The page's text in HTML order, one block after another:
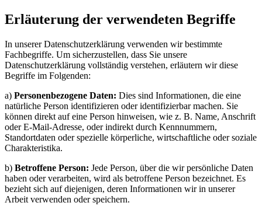
Erläuterung der verwendeten Begriffe
In unserer Datenschutzerklärung verwenden wir bestimmte
Fachbegriffe. Um sicherzustellen, dass Sie unsere
Datenschutzerklärung vollständig verstehen, erläutern wir diese
Begriffe im Folgenden:
a) Personenbezogene Daten: Dies sind Informationen, die eine
natürliche Person identifizieren oder identifizierbar machen. Sie
können direkt auf eine Person hinweisen, wie z. B. Name, Anschrift
oder E-Mail-Adresse, oder indirekt durch Kennnummern,
Standortdaten oder spezielle körperliche, wirtschaftliche oder soziale
Charakteristika.
b) Betroffene Person: Jede Person, über die wir persönliche Daten
haben oder verarbeiten, wird als betroffene Person bezeichnet. Es
bezieht sich auf diejenigen, deren Informationen wir in unserer
Arbeit verwenden oder speichern.